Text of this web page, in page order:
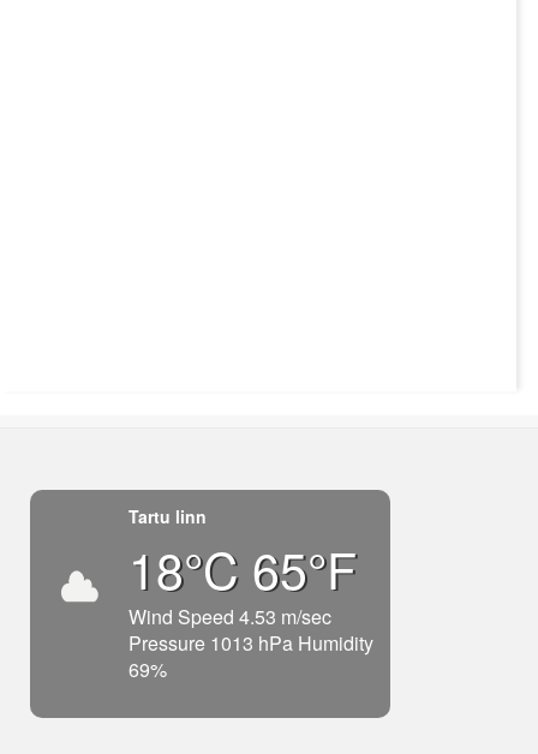
Tartu linn
18°C 65°F
Wind Speed 4.53 m/sec
Pressure 1013 hPa Humidity
69%